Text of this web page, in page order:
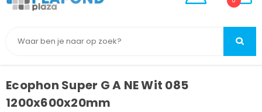
Ecophon Super G A NE Wit 085
1200x600x20mm